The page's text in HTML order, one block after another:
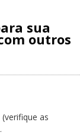
sua
outros
as